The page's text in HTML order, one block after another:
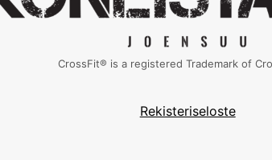
CrossFit® is a registered Trademark of
Rekisteriseloste